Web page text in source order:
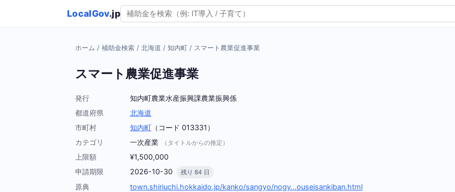
LocalGov.jp
ホーム / 補助金検索 / 北海道 / 知内町 / スマート農業促進事業
スマート農業促進事業
発行
知内町農業水産振興課農業振興係
都道府県
北海道
市町村
知内町 （コード 013331）
カテゴリ
一次産業 （タイトルからの推定）
上限額
¥1,500,000
申請期限
2026-10-30 残り 84 日
原典
town.shiriuchi.hokkaido.jp/kanko/sangyo/nogy…ouseisankiban.html